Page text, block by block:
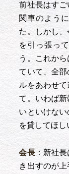
前社長はす
関車のよう
た。しかし
を引っ張っ
う。これか
ていて、全
ルをあわせ
て。いわば
いといけな
を貸してほ
会長：新社長
き出すのが